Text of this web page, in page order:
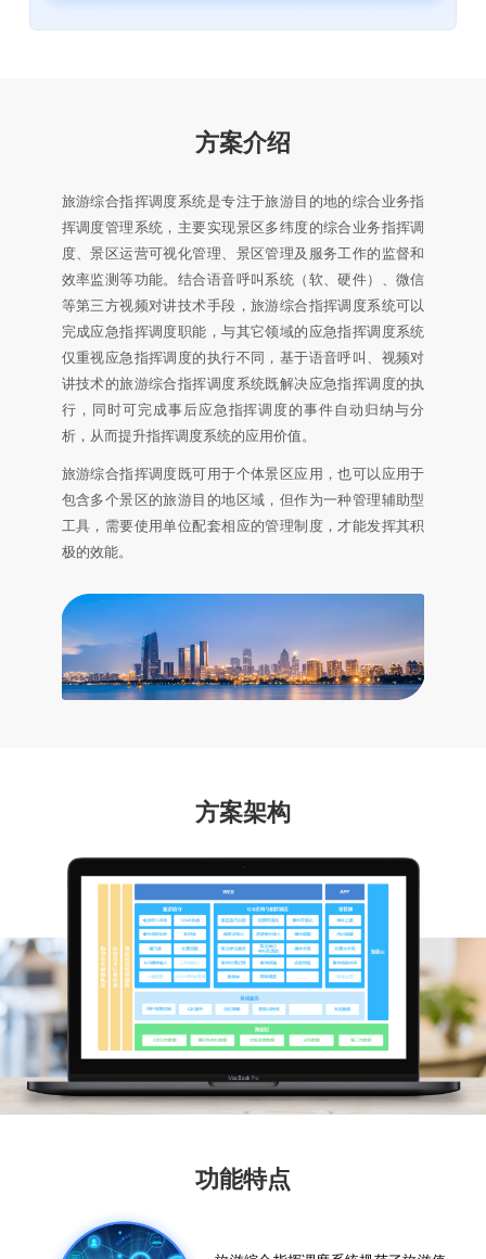
方案介绍
旅游综合指挥调度系统是专注于旅游目的地的综合业务指
挥调度管理系统，主要实现景区多纬度的综合业务指挥调
度、景区运营可视化管理、景区管理及服务工作的监督和
效率监测等功能。结合语音呼叫系统（软、硬件）、微信
等第三方视频对讲技术手段，旅游综合指挥调度系统可以
完成应急指挥调度职能，与其它领域的应急指挥调度系统
仅重视应急指挥调度的执行不同，基于语音呼叫、视频对
讲技术的旅游综合指挥调度系统既解决应急指挥调度的执
行，同时可完成事后应急指挥调度的事件自动归纳与分
析，从而提升指挥调度系统的应用价值。
旅游综合指挥调度既可用于个体景区应用，也可以应用于
包含多个景区的旅游目的地区域，但作为一种管理辅助型
工具，需要使用单位配套相应的管理制度，才能发挥其积
极的效能。
方案架构
功能特点